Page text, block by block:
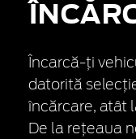
Încarcă-ți
datorită
încărcare, atât
De la rețeaua